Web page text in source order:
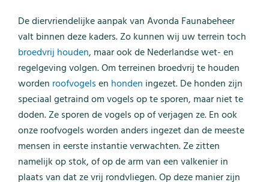
De diervriendelijke aanpak van Avonda Faunabeheer
valt binnen deze kaders. Zo kunnen wij uw terrein toch
broedvrij houden, maar ook de Nederlandse wet- en
regelgeving volgen. Om terreinen broedvrij te houden
worden roofvogelsen honden ingezet. De honden zijn
speciaal getraind om vogels op te sporen, maar niet te
doden. Ze sporen de vogels op of verjagen ze. En ook
onze roofvogels worden anders ingezet dan de meeste
mensen in eerste instantie verwachten. Ze zitten
namelijk op stok, of op de arm van een valkenier in
plaats van dat ze vrij rondvliegen. Op deze manier zijn